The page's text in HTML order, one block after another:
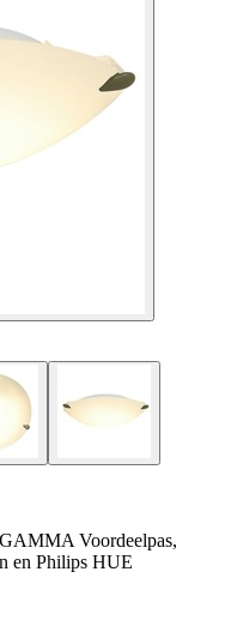
Voordeelpas,
en Philips HUE